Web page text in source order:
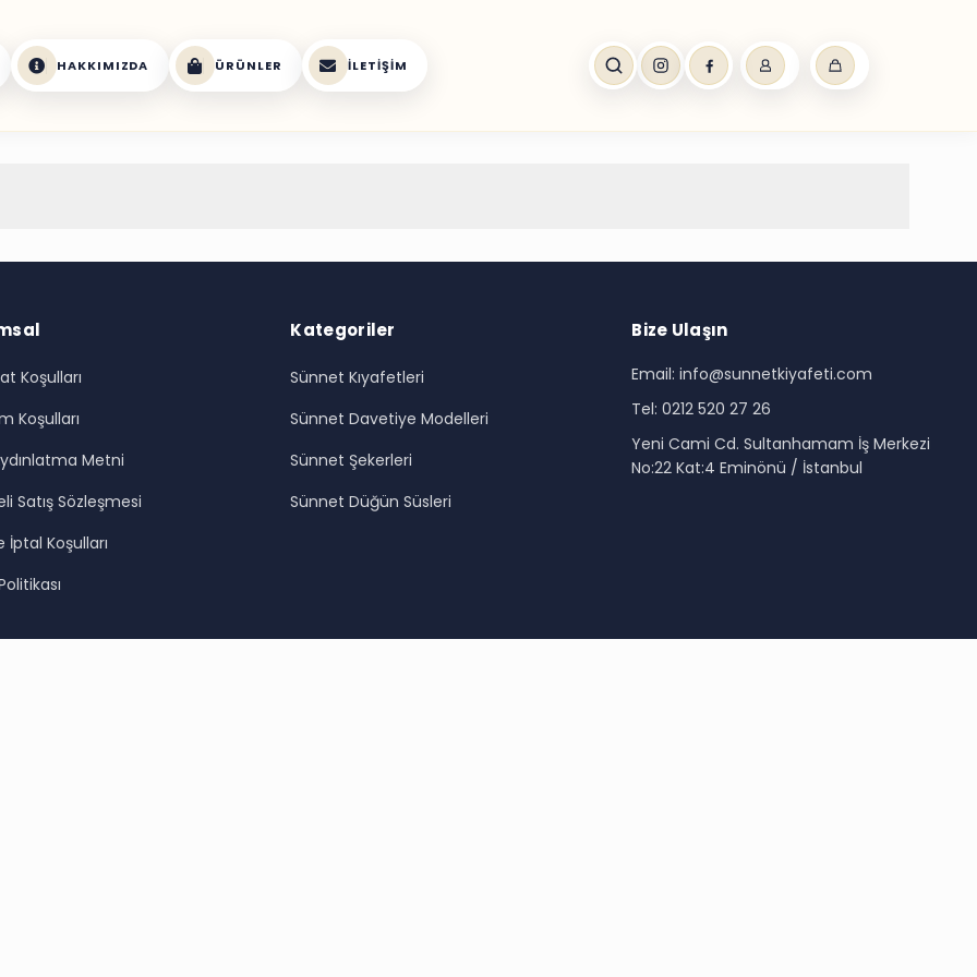
HAKKIMIZDA ÜRÜNLER İLETIŞIM
Koşulları
Koşulları
Metni
Satış Sözleşmesi
İptal Koşulları
Kategoriler
Sünnet Kıyafetleri
Sünnet Davetiye Modelleri
Sünnet Şekerleri
Sünnet Düğün Süsleri
Bize Ulaşın
Email: info@sunnetkiyafeti.com
Tel: 0212 520 27 26
Yeni Cami Cd. Sultanhamam İş Merkezi
No:22 Kat:4 Eminönü / İstanbul